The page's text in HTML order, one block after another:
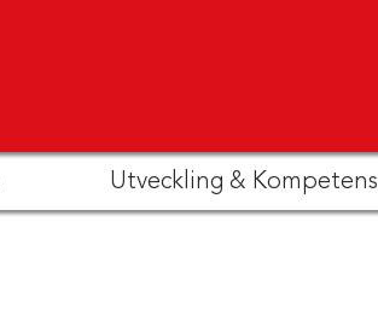
Utveckling & Kompetens